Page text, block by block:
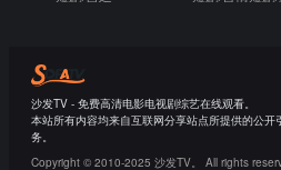
沙发TV - 免费高清电影电视剧综艺在线观看。
本站所有内容均来自互联网分享站点所提供的公
务。
Copyright © 2010-2025 沙发TV。 All rights